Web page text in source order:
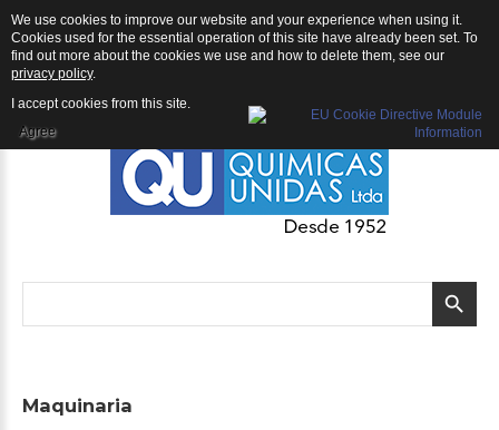
Maquinaria
We use cookies to improve our website and your experience when using it.
Cookies used for the essential operation of this site have already been set. To
find out more about the cookies we use and how to delete them, see our
privacy policy.
I accept cookies from this site.
Agree
QU | Productos